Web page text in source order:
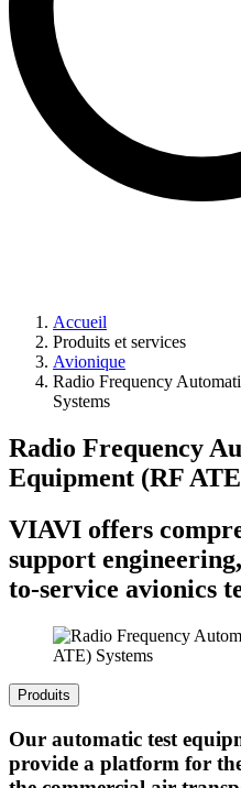
Accueil
Produits et services
Avionique
Radio Frequency
Systems
Radio Frequency
Equipment (RF
VIAVI offers
support
to-service avionics
Produits
Our automatic test
provide a platform for